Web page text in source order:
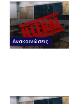
Ανακοινώσεις